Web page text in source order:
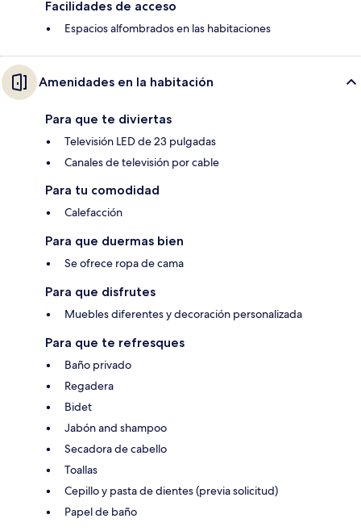
Facilidades de acceso
Espacios alfombrados en las habitaciones
Amenidades en la habitación
Para que te diviertas
Televisión LED de 23 pulgadas
Canales de televisión por cable
Para tu comodidad
Calefacción
Para que duermas bien
Se ofrece ropa de cama
Para que disfrutes
Muebles diferentes y decoración personalizada
Para que te refresques
Baño privado
Regadera
Bidet
Jabón and shampoo
Secadora de cabello
Toallas
Cepillo y pasta de dientes (previa solicitud)
Papel de baño